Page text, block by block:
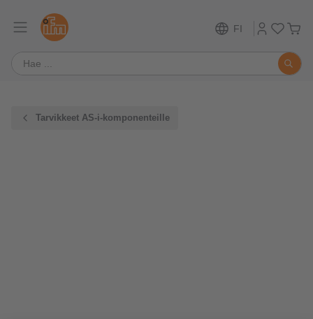
FI
Tarvikkeet AS-i-komponenteille